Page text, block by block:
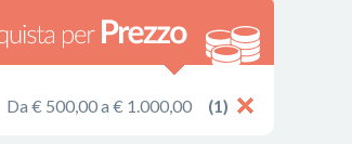
Da € 500,00 a € 1.000,00 (1)